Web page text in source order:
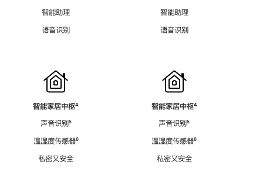
智能助理
语音识别
智能家居中枢脚
⁴
声音识别脚
⁵
温湿度传感器脚
⁶
私密又安全
智能助理
语音识别
智能家居中枢脚
⁴
声音识别脚
⁵
温湿度传感器脚
⁶
私密又安全